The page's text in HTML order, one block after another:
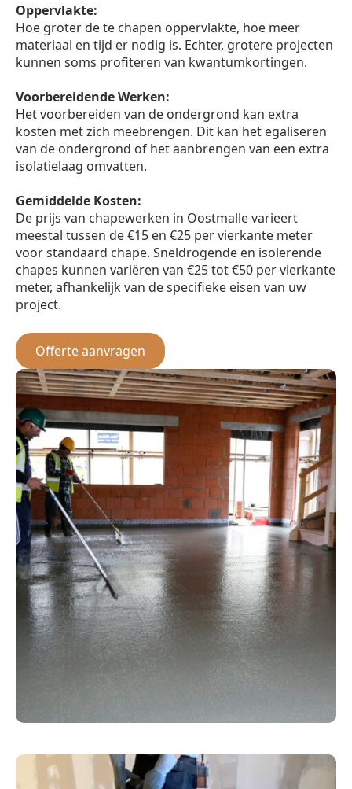
Oppervlakte:
Hoe groter de te chapen oppervlakte, hoe meer
materiaal en tijd er nodig is. Echter, grotere projecten
kunnen soms profiteren van kwantumkortingen.
Voorbereidende Werken:
Het voorbereiden van de ondergrond kan extra
kosten met zich meebrengen. Dit kan het egaliseren
van de ondergrond of het aanbrengen van een extra
isolatielaag omvatten.
Gemiddelde Kosten:
De prijs van chapewerken in Oostmalle varieert
meestal tussen de €15 en €25 per vierkante meter
voor standaard chape. Sneldrogende en isolerende
chapes kunnen variëren van €25 tot €50 per vierkante
meter, afhankelijk van de specifieke eisen van uw
project.
Offerte aanvragen